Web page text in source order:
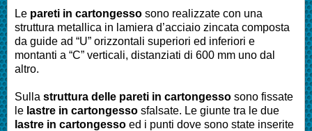
Le pareti in cartongesso sono realizzate con una
struttura metallica in lamiera d’acciaio zincata composta
da guide ad “U” orizzontali superiori ed inferiori e
montanti a “C” verticali, distanziati di 600 mm uno dal
altro.
Sulla struttura delle pareti in cartongesso sono fissate
le lastre in cartongesso sfalsate. Le giunte tra le due
lastre in cartongesso ed i punti dove sono state inserite